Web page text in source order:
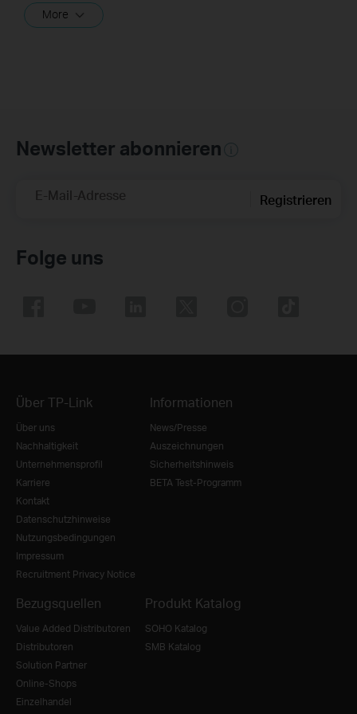
More
Newsletter abonnieren
E-Mail-Adresse Registrieren
Folge uns
Über TP-Link
Über uns
Nachhaltigkeit
Unternehmensprofil
Karriere
Kontakt
Datenschutzhinweise
Nutzungsbedingungen
Impressum
Recruitment Privacy Notice
Informationen
News/Presse
Auszeichnungen
Sicherheitshinweis
BETA Test-Programm
Bezugsquellen
Value Added Distributoren
Distributoren
Solution Partner
Online-Shops
Einzelhandel
Produkt Katalog
SOHO Katalog
SMB Katalog